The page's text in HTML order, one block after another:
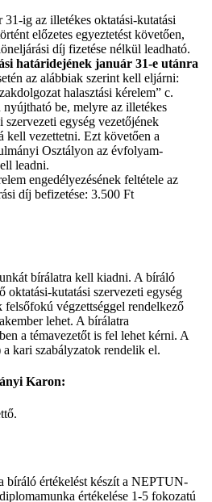
31-ig az illetékes oktatási-kutatási
előzetes egyeztetést követően,
díj fizetése nélkül leadható.
határidejének január 31-e utánra
az alábbiak szerint kell eljárni:
halasztási kérelem” c.
be, melyre az illetékes
szervezeti egység vezetőjének
kell vezettetni. Ezt követően a
Osztályon az évfolyam-
leadni.
engedélyezésének feltétele az
díj befizetése: 3.500 Ft
bírálatra kell kiadni. A bíráló
oktatási-kutatási szervezeti egység
végzettséggel rendelkező
lehet. A bírálatra
a témavezetőt is fel lehet kérni. A
kari szabályzatok rendelik el.
Karon:
bíráló értékelést készít a NEPTUN-
értékelése 1-5 fokozatú